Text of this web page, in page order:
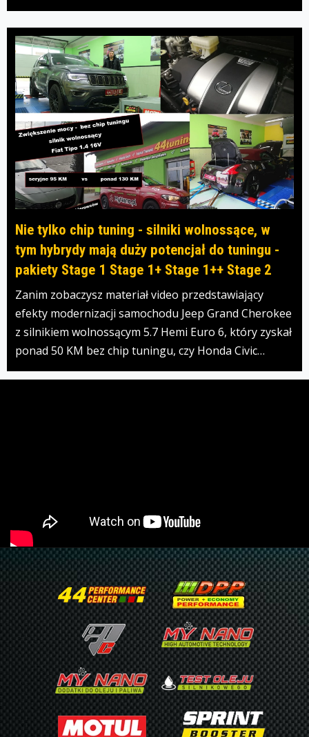
Nie tylko chip tuning - silniki wolnossące, w
tym hybrydy mają duży potencjał do tuningu -
pakiety Stage 1 Stage 1+ Stage 1++ Stage 2
Zanim zobaczysz materiał video przedstawiający
efekty modernizacji samochodu Jeep Grand Cherokee
z silnikiem wolnossącym 5.7 Hemi Euro 6, który zyskał
ponad 50 KM bez chip tuningu, czy Honda Civic…